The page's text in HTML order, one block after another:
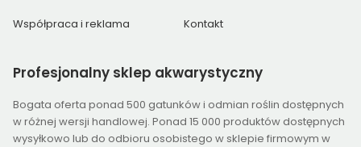
Współpraca i reklama Kontakt
Profesjonalny sklep akwarystyczny
Bogata oferta ponad 500 gatunków i odmian roślin dostępnych
w różnej wersji handlowej. Ponad 15 000 produktów dostępnych
wysyłkowo lub do odbioru osobistego w sklepie firmowym w